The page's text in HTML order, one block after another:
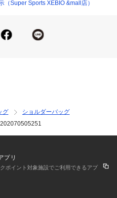
大きなメインコンパートメン
す。あらかじめご了承くださ
ーパースポーツゼビオ ゼビオ S
カバン かばん 鞄 カジュアル
Super Sports XEBIO &mall店）
グ
ショルダーバッグ
プリ
ポイント対象施設でご利用できるアプ